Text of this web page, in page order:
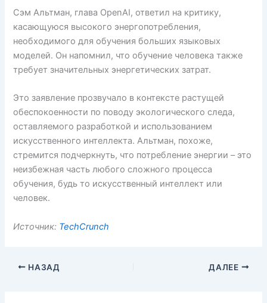
Сэм Альтман, глава OpenAI, ответил на критику,
касающуюся высокого энергопотребления,
необходимого для обучения больших языковых
моделей. Он напомнил, что обучение человека также
требует значительных энергетических затрат.
Это заявление прозвучало в контексте растущей
обеспокоенности по поводу экологического следа,
оставляемого разработкой и использованием
искусственного интеллекта. Альтман, похоже,
стремится подчеркнуть, что потребление энергии – это
неизбежная часть любого сложного процесса
обучения, будь то искусственный интеллект или
человек.
Источник: TechCrunch
НАЗАД ДАЛЕЕ